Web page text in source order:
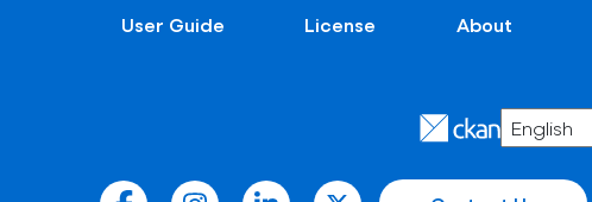
User Guide License About